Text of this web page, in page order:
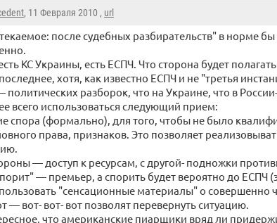
, 11 Февраля 2010 , url
после судебных разбирательств" в норме
КС Украины, есть ЕСПЧ. Что сторона будет
хотя, как известно ЕСПЧ и не "третья
политических разборок, что на Украине, что в
всего использоваться следующий прием:
спора (формально), для того, чтобы не было
права, признаков. Это позволяет
— доступ к ресурсам, с другой- подножки
— премьер, а спорить будет вероятно до ЕСПЧ
"сенсационные материалы" о
— вот- вот- вот позволят перевернуть ситуацию.
что американские пиарщики вряд ли